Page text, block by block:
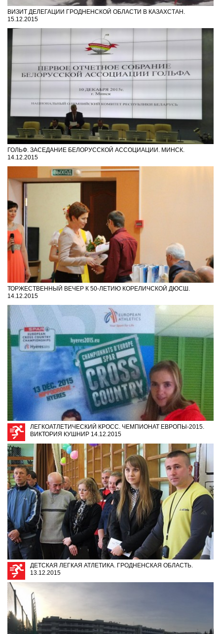
ВИЗИТ ДЕЛЕГАЦИИ ГРОДНЕНСКОЙ ОБЛАСТИ В КАЗАХСТАН.
15.12.2015
ГОЛЬФ. ЗАСЕДАНИЕ БЕЛОРУССКОЙ АССОЦИАЦИИ. МИНСК.
14.12.2015
ТОРЖЕСТВЕННЫЙ ВЕЧЕР К 50-ЛЕТИЮ КОРЕЛИЧСКОЙ ДЮСШ.
14.12.2015
ЛЕГКОАТЛЕТИЧЕСКИЙ КРОСС. ЧЕМПИОНАТ ЕВРОПЫ-2015.
ВИКТОРИЯ КУШНИР 14.12.2015
ДЕТСКАЯ ЛЕГКАЯ АТЛЕТИКА. ГРОДНЕНСКАЯ ОБЛАСТЬ.
13.12.2015